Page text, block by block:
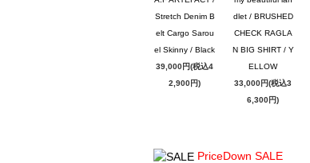
Stretch Denim B
elt Cargo Sarou
el Skinny / Black
39,000円(税込4
2,900円)
dlet / BRUSHED
CHECK RAGLA
N BIG SHIRT / Y
ELLOW
33,000円(税込3
6,300円)
PriceDown SALE